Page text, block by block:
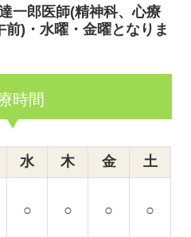
一郎医師(精神科、心療
)・水曜・金曜となりま
時間
水 木 金
土
○ ○ ○ ○